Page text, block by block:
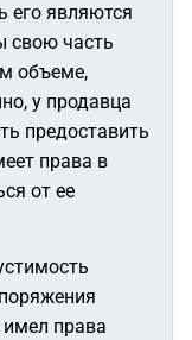
его являются
свою часть
объеме,
у продавца
предоставить
права в
от ее
права